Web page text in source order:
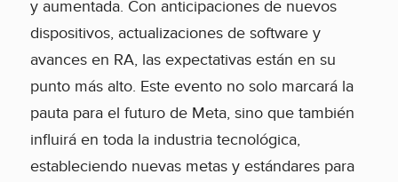
y aumentada. Con anticipaciones de nuevos
dispositivos, actualizaciones de software y
avances en RA, las expectativas están en su
punto más alto. Este evento no solo marcará la
pauta para el futuro de Meta, sino que también
influirá en toda la industria tecnológica,
estableciendo nuevas metas y estándares para